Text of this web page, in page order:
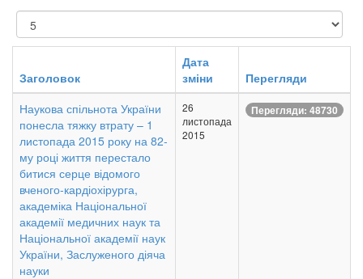
Показувати
Заголовок
Дата
зміни
Перегляди
Наукова спільнота України
понесла тяжку втрату – 1
листопада 2015 року на 82-
му році життя перестало
битися серце відомого
вченого-кардіохірурга,
академіка Національної
академії медичних наук та
Національної академії наук
України, Заслуженого діяча
науки
26
листопада
2015
Перегляди: 48730